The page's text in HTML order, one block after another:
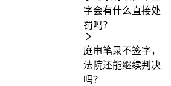
字会有什么直接处
罚吗？
庭审笔录不签字，
法院还能继续判决
吗？